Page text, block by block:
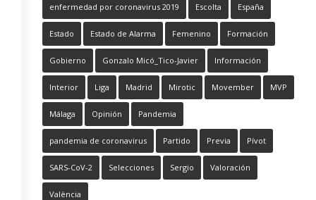
enfermedad por coronavirus 2019 Escolta España
Estado Estado de Alarma Femenino Formación
Gobierno Gonzalo Micó_Tico-Javier Información
Interior Liga Madrid Mirotic Movember MVP
Málaga Opinión Pandemia
pandemia de coronavirus Partido Previa Pívot
SARS-CoV-2 Selecciones Sergio Valoración
València